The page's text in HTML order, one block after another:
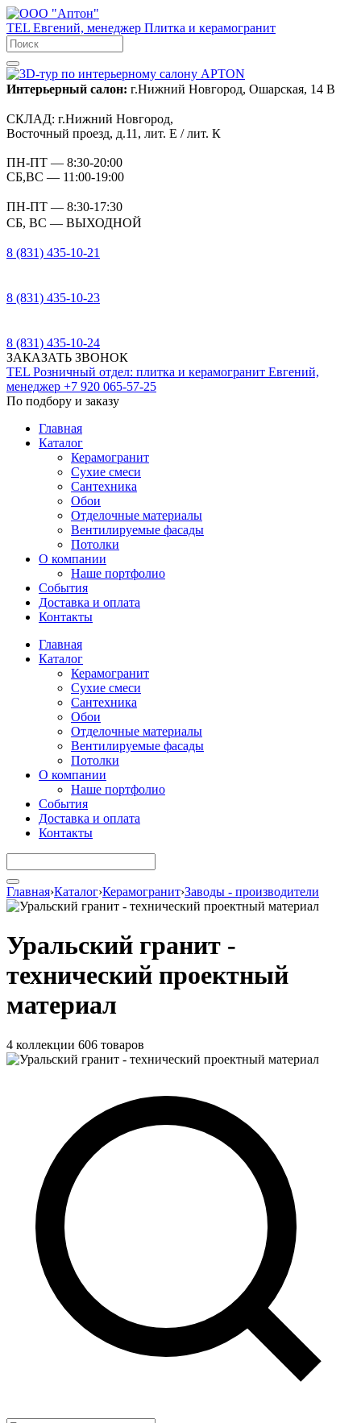
TEL Евгений, менеджер Плитка и керамогранит
Интерьерный салон: г.Нижний Новгород, Ошарская, 14 В
СКЛАД: г.Нижний Новгород,
Восточный проезд, д.11, лит. Е / лит. К
ПН-ПТ — 8:30-20:00
СБ,ВС — 11:00-19:00
ПН-ПТ — 8:30-17:30
СБ, ВС — ВЫХОДНОЙ
8 (831) 435-10-21
8 (831) 435-10-23
8 (831) 435-10-24
ЗАКАЗАТЬ ЗВОНОК
TEL Розничный отдел: плитка и керамогранит Евгений,
менеджер +7 920 065-57-25
По подбору и заказу
Главная
Каталог
Керамогранит
Сухие смеси
Сантехника
Обои
Отделочные материалы
Вентилируемые фасады
Потолки
О компании
Наше портфолио
События
Доставка и оплата
Контакты
Главная
Каталог
Керамогранит
Сухие смеси
Сантехника
Обои
Отделочные материалы
Вентилируемые фасады
Потолки
О компании
Наше портфолио
События
Доставка и оплата
Контакты
Главная›Каталог›Керамогранит›Заводы - производители
Уральский гранит -
технический проектный
материал
4 коллекции 606 товаров